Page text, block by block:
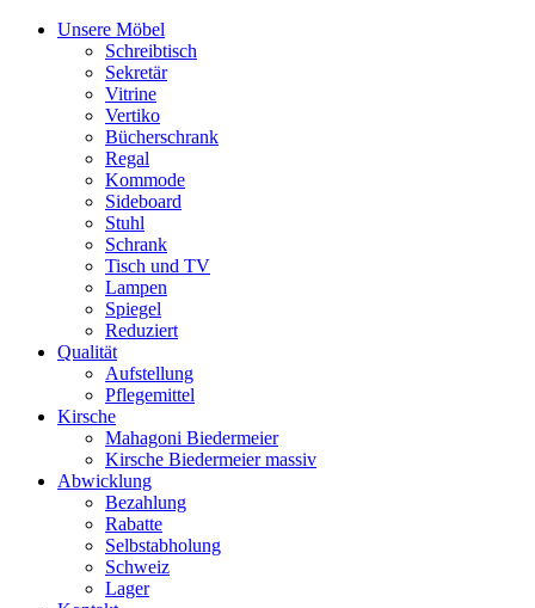
Unsere Möbel
Schreibtisch
Sekretär
Vitrine
Vertiko
Bücherschrank
Regal
Kommode
Sideboard
Stuhl
Schrank
Tisch und TV
Lampen
Spiegel
Reduziert
Qualität
Aufstellung
Pflegemittel
Kirsche
Mahagoni Biedermeier
Kirsche Biedermeier massiv
Abwicklung
Bezahlung
Rabatte
Selbstabholung
Schweiz
Lager